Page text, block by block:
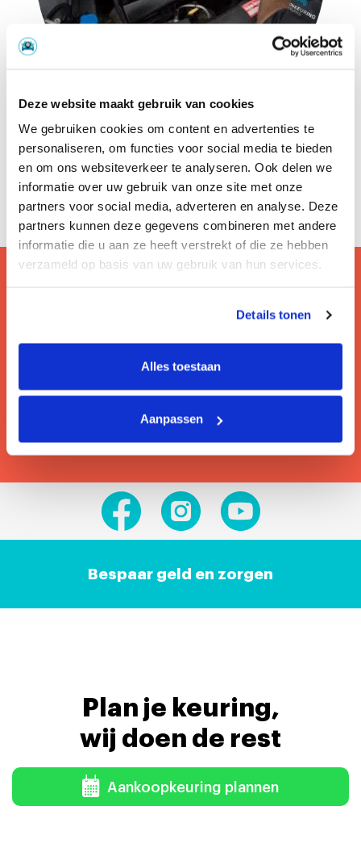
Deze website maakt gebruik van cookies
We gebruiken cookies om content en advertenties te
personaliseren, om functies voor social media te bieden
en om ons websiteverkeer te analyseren. Ook delen we
informatie over uw gebruik van onze site met onze
partners voor social media, adverteren en analyse. Deze
partners kunnen deze gegevens combineren met andere
informatie die u aan ze heeft verstrekt of die ze hebben
verzameld op basis van uw gebruik van hun services.
Details tonen
Alles toestaan
Aanpassen
Vragen? Bezoek onze faq!
Hier lees je de veelgestelde vragen van onze
gebruikers.
Bespaar geld en zorgen
Plan je keuring,
wij doen de rest
Aankoopkeuring plannen